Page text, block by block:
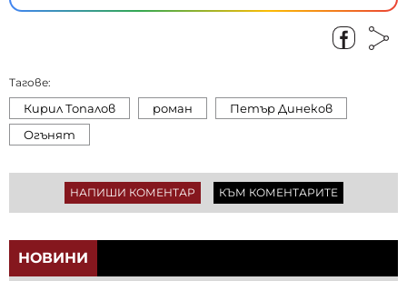
Тагове:
Кирил Топалов роман
Петър Динеков
Огънят
НАПИШИ КОМЕНТАР КЪМ КОМЕНТАРИТЕ
НОВИНИ